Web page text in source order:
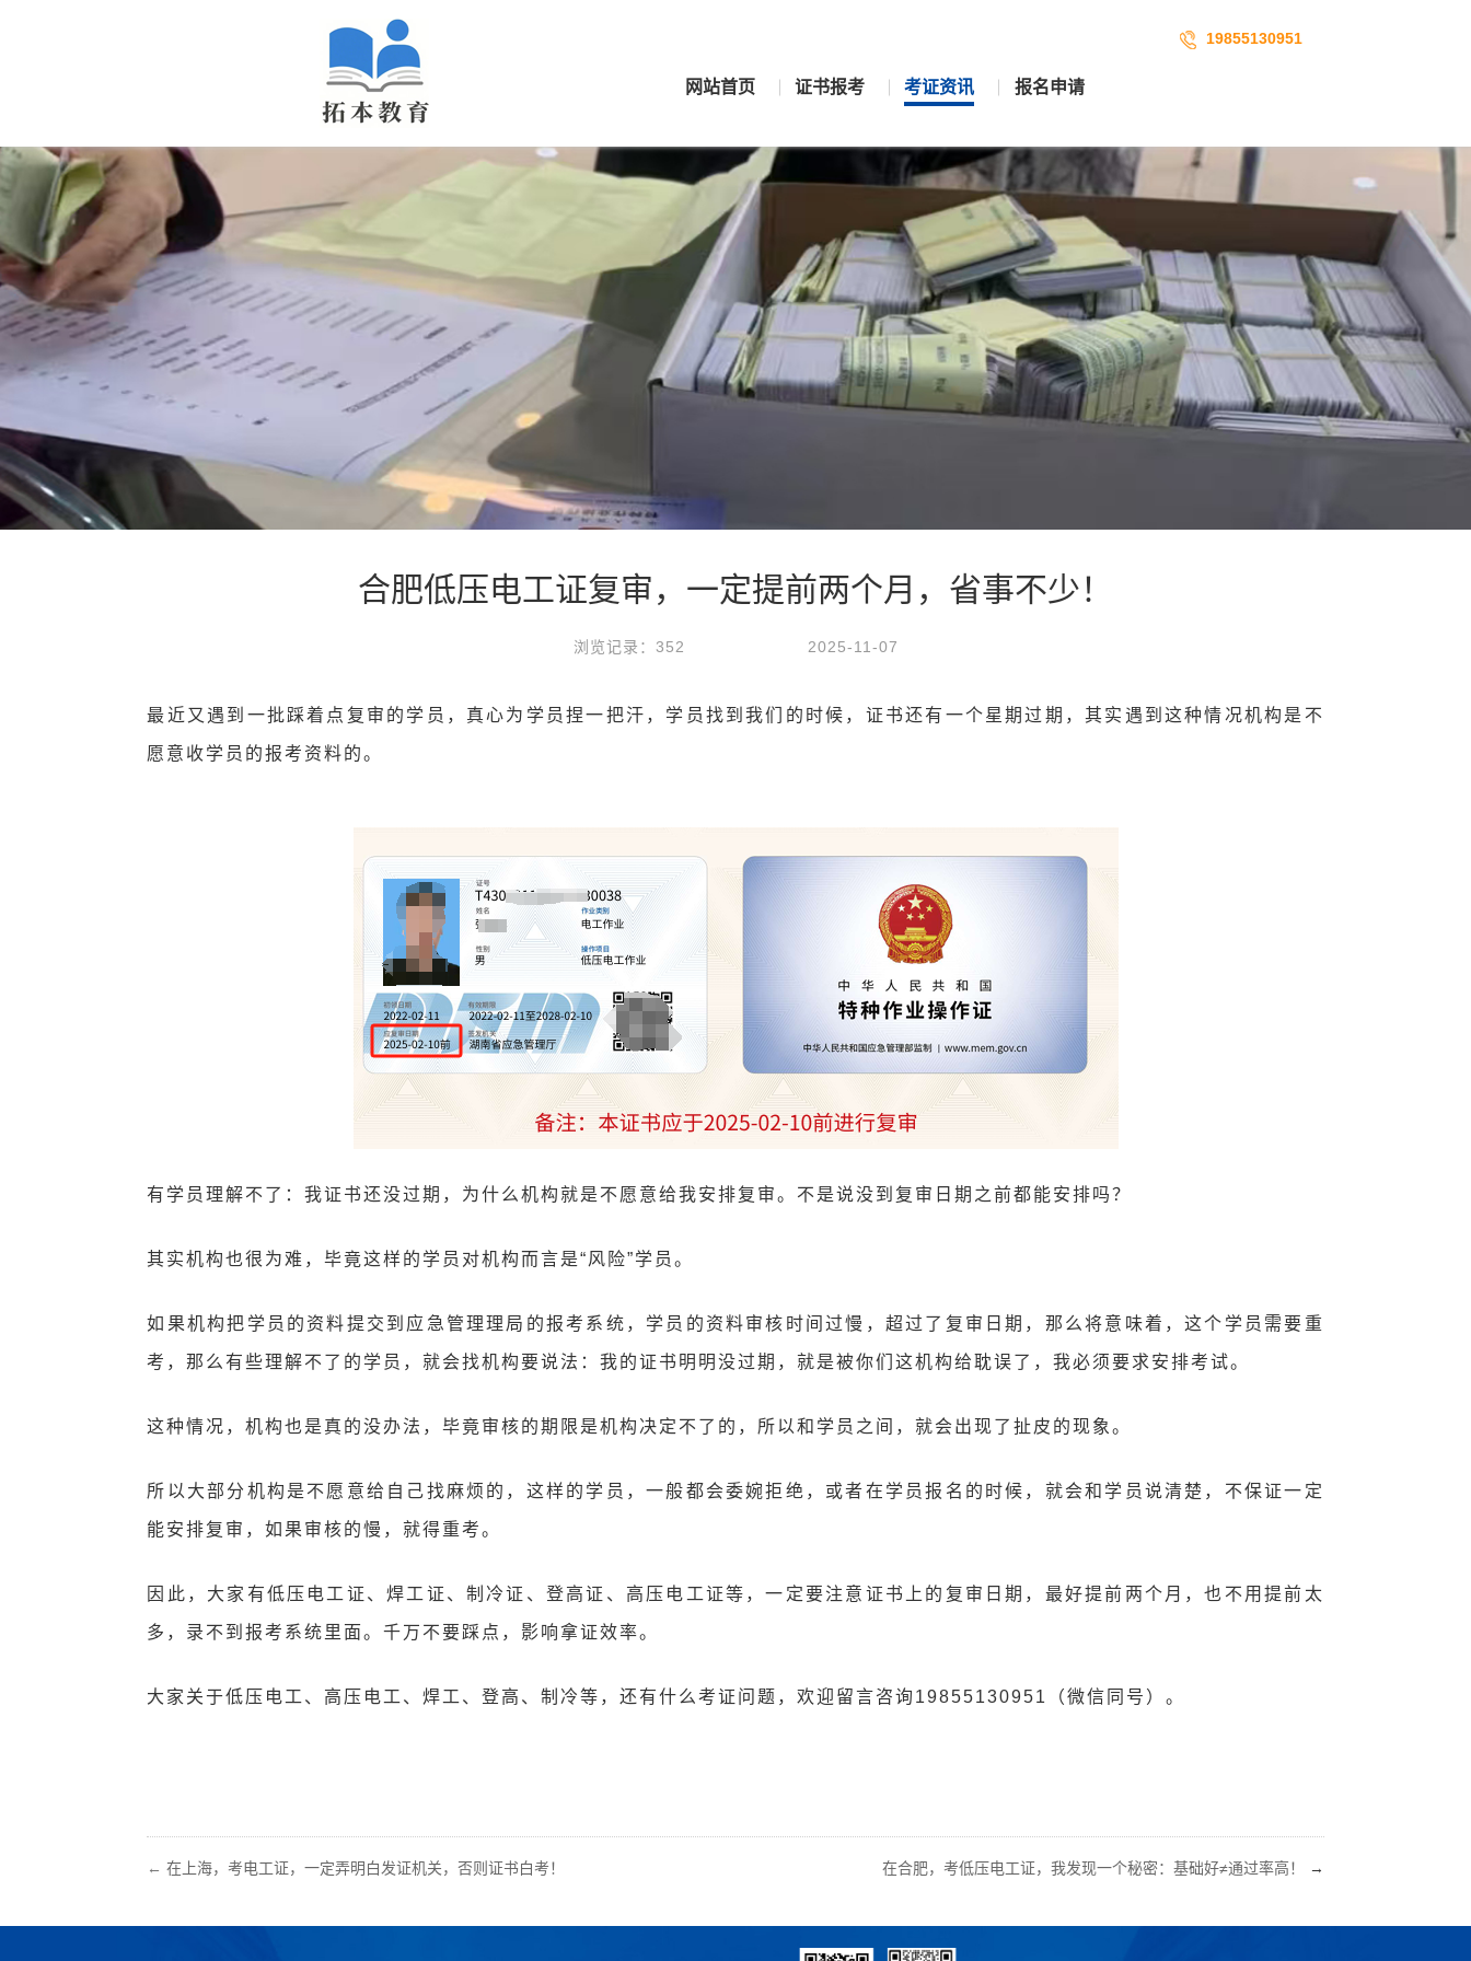
19855130951
网站首页 证书报考 考证资讯 报名申请
合肥低压电工证复审，一定提前两个月，省事不少！
浏览记录：352 2025-11-07
最近又遇到一批踩着点复审的学员，真心为学员捏一把汗，学员找到我们的时候，证书还有一个星期过期，其实遇到这种情况机构是不
愿意收学员的报考资料的。
有学员理解不了：我证书还没过期，为什么机构就是不愿意给我安排复审。不是说没到复审日期之前都能安排吗？
其实机构也很为难，毕竟这样的学员对机构而言是“风险”学员。
如果机构把学员的资料提交到应急管理理局的报考系统，学员的资料审核时间过慢，超过了复审日期，那么将意味着，这个学员需要重
考，那么有些理解不了的学员，就会找机构要说法：我的证书明明没过期，就是被你们这机构给耽误了，我必须要求安排考试。
这种情况，机构也是真的没办法，毕竟审核的期限是机构决定不了的，所以和学员之间，就会出现了扯皮的现象。
所以大部分机构是不愿意给自己找麻烦的，这样的学员，一般都会委婉拒绝，或者在学员报名的时候，就会和学员说清楚，不保证一定
能安排复审，如果审核的慢，就得重考。
因此，大家有低压电工证、焊工证、制冷证、登高证、高压电工证等，一定要注意证书上的复审日期，最好提前两个月，也不用提前太
多，录不到报考系统里面。千万不要踩点，影响拿证效率。
大家关于低压电工、高压电工、焊工、登高、制冷等，还有什么考证问题，欢迎留言咨询19855130951（微信同号）。
← 在上海，考电工证，一定弄明白发证机关，否则证书白考！ 在合肥，考低压电工证，我发现一个秘密：基础好≠通过率高！ →